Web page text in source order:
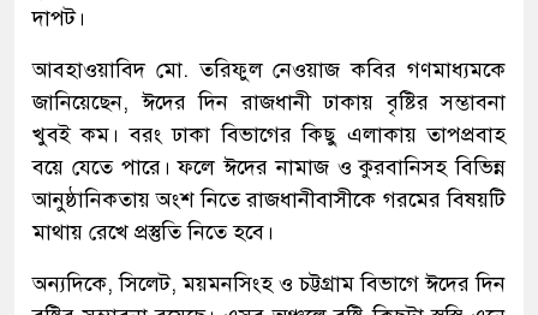
দাপট।
আবহাওয়াবিদ মো. তরিফুল নেওয়াজ কবির গণমাধ্যমকে
জানিয়েছেন, ঈদের দিন রাজধানী ঢাকায় বৃষ্টির সম্ভাবনা
খুবই কম। বরং ঢাকা বিভাগের কিছু এলাকায় তাপপ্রবাহ
বয়ে যেতে পারে। ফলে ঈদের নামাজ ও কুরবানিসহ বিভিন্ন
আনুষ্ঠানিকতায় অংশ নিতে রাজধানীবাসীকে গরমের বিষয়টি
মাথায় রেখে প্রস্তুতি নিতে হবে।
অন্যদিকে, সিলেট, ময়মনসিংহ ও চট্টগ্রাম বিভাগে ঈদের দিন